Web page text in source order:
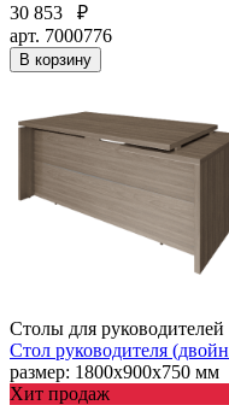
30 853
₽
арт. 7000776
В корзину
Столы для руководителей
Стол руководителя
размер: 1800х900х750 мм
Хит продаж